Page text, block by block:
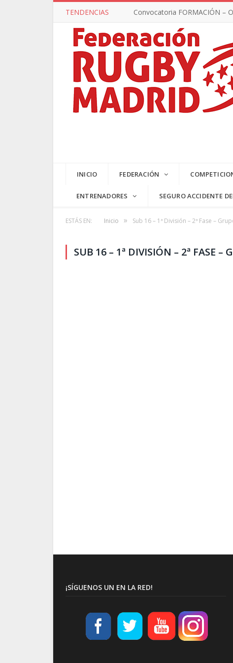
TENDENCIAS Convocatoria FORMACIÓN –
INICIO FEDERACIÓN
ENTRENADORES SEGURO ACCIDENTE
ESTÁS EN: Inicio » Sub 16 – 1ª División – 2ª Fase –
SUB 16 – 1ª DIVISIÓN – 2ª FASE –
¡SÍGUENOS UN EN LA RED!